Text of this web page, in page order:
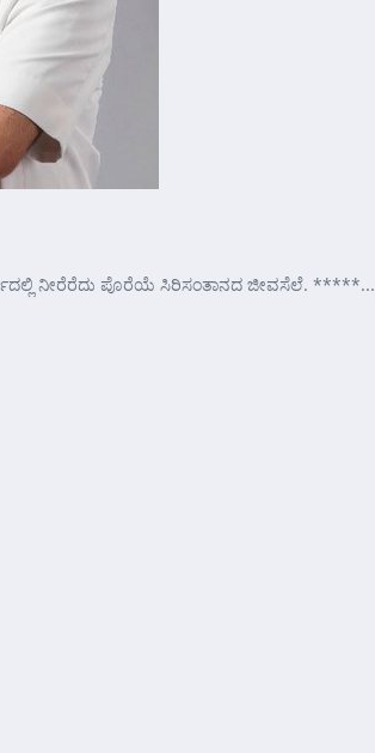
ನೀರೆರೆದು ಪೊರೆಯೆ ಸಿರಿಸಂತಾನದ ಜೀವಸೆಲೆ. *****...